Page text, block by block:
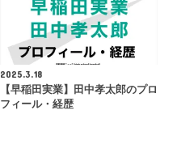
2025.3.18
【早稲田実業】田中孝太郎のプロ
フィール・経歴